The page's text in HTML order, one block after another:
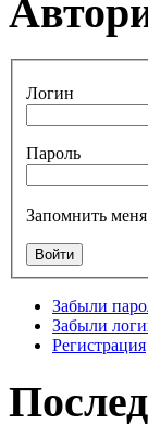
Логин
Пароль
Запомнить меня
Забыли
Забыли
Регистрация